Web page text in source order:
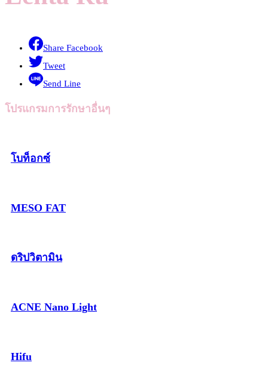
Share Facebook
Tweet
Send Line
โปรแกรมการรักษาอื่นๆ
โบท็อกซ์
MESO FAT
ดริปวิตามิน
ACNE Nano Light
Hifu